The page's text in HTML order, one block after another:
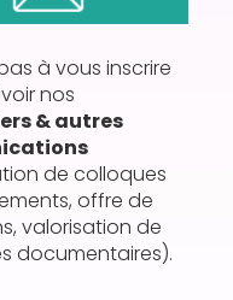
à vous inscrire
nos
& autres
de colloques
offre de
valorisation de
documentaires).